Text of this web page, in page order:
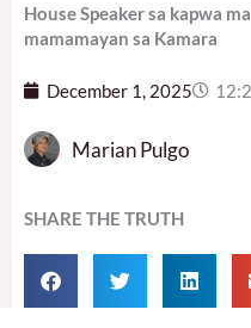
House Speaker sa kapwa
mamamayan sa Kamara
December 1, 2025
Marian Pulgo
SHARE THE TRUTH